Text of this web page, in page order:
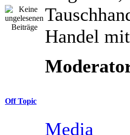
Handel
Off Topic
Media